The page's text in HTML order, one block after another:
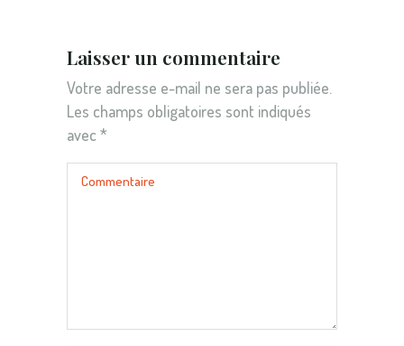
Laisser un commentaire
Votre adresse e-mail ne sera pas publiée.
Les champs obligatoires sont indiqués
avec*